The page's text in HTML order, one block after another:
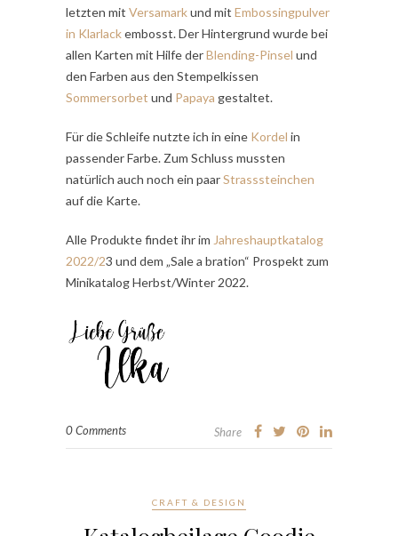
letzten mit Versamarkund mit Embossingpulver
in Klarlackembosst. Der Hintergrund wurde bei
allen Karten mit Hilfe derBlending-Pinsel und
den Farben aus den Stempelkissen
Sommersorbet und Papaya gestaltet.
Für die Schleife nutzte ich in eine Kordel in
passender Farbe. Zum Schluss mussten
natürlich auch noch ein paarStrasssteinchen
auf die Karte.
Alle Produkte findet ihr im Jahreshauptkatalog
2022/23 und dem „Sale a bration“ Prospekt zum
Minikatalog Herbst/Winter 2022.
0 Comments Share
CRAFT & DESIGN